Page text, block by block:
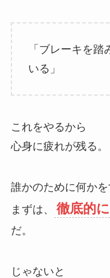
「ブレーキを
いる」
これをやるから
心身に疲れが残る。
誰かのために何か
まずは、
徹底的
だ。
じゃないと